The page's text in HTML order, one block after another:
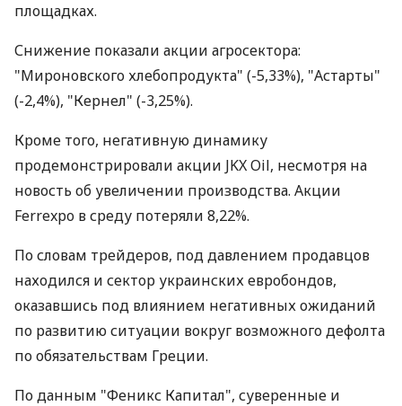
площадках.
Снижение показали акции агросектора:
"Мироновского хлебопродукта" (-5,33%), "Астарты"
(-2,4%), "Кернел" (-3,25%).
Кроме того, негативную динамику
продемонстрировали акции JKX Oil, несмотря на
новость об увеличении производства. Акции
Ferrexpo в среду потеряли 8,22%.
По словам трейдеров, под давлением продавцов
находился и сектор украинских евробондов,
оказавшись под влиянием негативных ожиданий
по развитию ситуации вокруг возможного дефолта
по обязательствам Греции.
По данным "Феникс Капитал", суверенные и